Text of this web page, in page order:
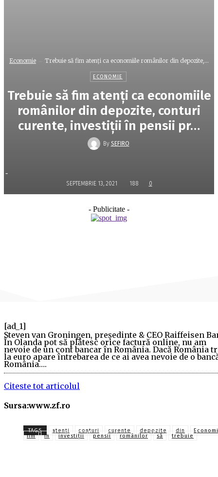
Economie Trebuie să fim atenţi ca economiile românilor din depozite,...
ECONOMIE
Trebuie să fim atenţi ca economiile
românilor din depozite, conturi
curente, investiţii în pensii pr…
By SEFIRO
-
SEPTEMBRIE 13, 2021 188 0
- Publicitate -
[ad_1]
Steven van Groningen, preşedinte & CEO Raiffeisen
În Olanda pot să plătesc orice factură online, nu am
nevoie de un cont bancar în România. Dacă România
la euro apare întrebarea de ce ai avea nevoie de o
România….
Citeste tot articolul
Sursa:www.zf.ro
TAGS atenţi conturi curente depozite din
fim
în investiții pensii românilor să trebuie